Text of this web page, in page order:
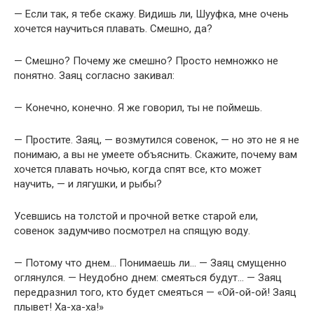
— Если так, я тебе скажу. Видишь ли, Шууфка, мне очень
хочется научиться плавать. Смешно, да?
— Смешно? Почему же смешно? Просто немножко не
понятно. Заяц согласно закивал:
— Конечно, конечно. Я же говорил, ты не поймешь.
— Простите. Заяц, — возмутился совенок, — но это не я не
понимаю, а вы не умеете объяснить. Скажите, почему вам
хочется плавать ночью, когда спят все, кто может
научить, — и лягушки, и рыбы?
Усевшись на толстой и прочной ветке старой ели,
совенок задумчиво посмотрел на спящую воду.
— Потому что днем… Понимаешь ли… — Заяц смущенно
оглянулся. — Неудобно днем: смеяться будут… — Заяц
передразнил того, кто будет смеяться — «Ой-ой-ой! Заяц
плывет! Ха-ха-ха!»